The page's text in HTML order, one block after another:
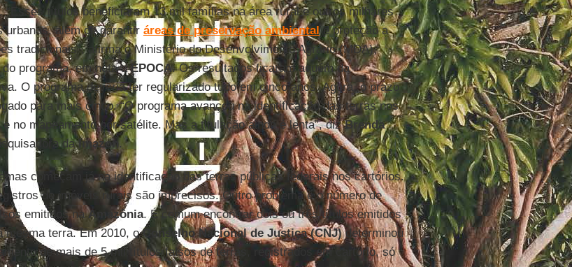
“Esses títulos beneficiaram 13 mil famílias na área rural e outros milhares
urbanas, além de garantir áreas de preservação ambientale proteção a
tradicionais”, afirma o Ministério do Desenvolvimento Agrário (MDA),
programa, em nota aÉPOCA. Os resultados ficaram aquém da
O programa deveria ter regularizado tudo em cinco anos. Agora, o prazo
para mais cinco. “O programa avançou na identificação das terras nos
no mapeamento por satélite. Mas a titulação ainda é lenta”, dizBrenda
daImazon .
começam já na identificação das terras públicas federais nos cartórios.
de imóveis rurais são imprecisos. Outro problema é o número de
emitidos naAmazônia. É comum encontrar dois ou três títulos emitidos
mesma terra. Em 2010, oConselho Nacional de Justiça (CNJ)determinou
de mais de 5 mil títulos falsos de terras, registrados em cartório, só